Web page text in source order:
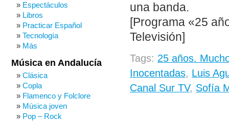
una banda.
[Programa «25
Televisión]
Tags: 25 años.
Inocentadas, Luis
Canal Sur TV, Sofía
Espectáculos
Libros
Practicar Español
Tecnología
Más
Música en Andalucía
Clásica
Copla
Flamenco y Folclore
Música joven
Pop – Rock